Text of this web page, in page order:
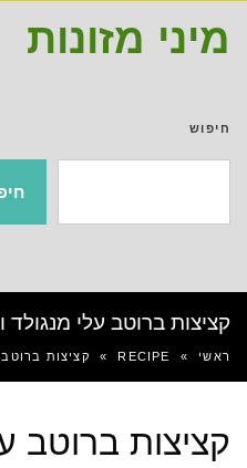
מיני מזונות
חיפוש
קציצות ברוטב עלי מנגולד
ראשי »
RECIPE
» קציצות ברוטב
קציצות ברוטב